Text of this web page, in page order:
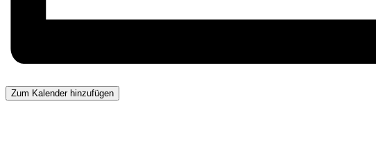
Zum Kalender hinzufügen